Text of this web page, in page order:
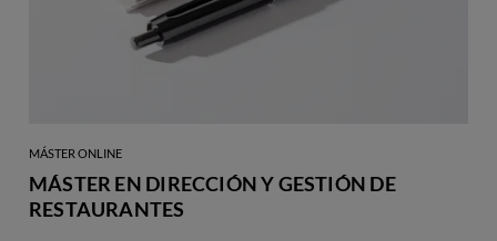
MÁSTER ONLINE
MÁSTER EN DIRECCIÓN Y GESTIÓN DE
RESTAURANTES